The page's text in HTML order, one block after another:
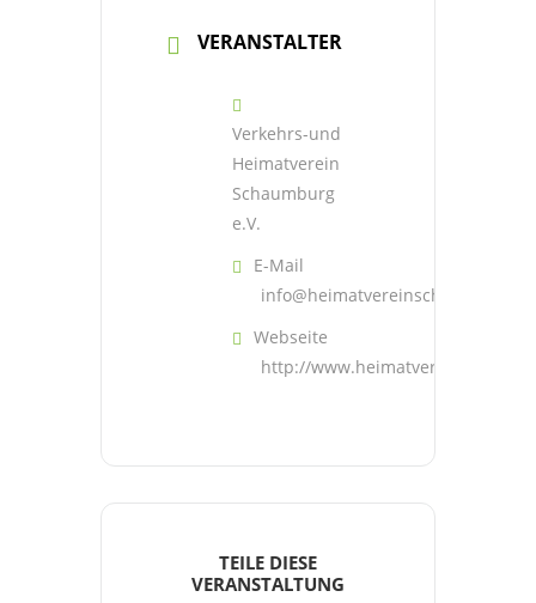
VERANSTALTER
Verkehrs-und
Heimatverein
Schaumburg
e.V.
E-Mail
Webseite
http://
TEILE DIESE
VERANSTALTUNG